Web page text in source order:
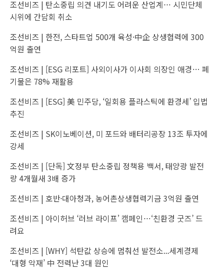
조선비즈 | 탄소중립 의견 내기도 어려운 산업계… 시민단체
시위에 간담회 취소
조선비즈 | 한전, 스타트업 500개 육성·中企 상생협력에 300
억원 출연
조선비즈 | [ESG 리포트] 사외이사가 이사회 의장인 애경… 폐
기물은 78% 재활용
조선비즈 | [ESG] 美 민주당, ‘일회용 플라스틱에 환경세’ 입법
추진
조선비즈 | SK이노베이션, 미 포드와 배터리공장 13조 투자에
강세
조선비즈 | [단독] 文정부 탄소중립 정책용 백서, 태양광 발전
량 4개월새 3배 증가
조선비즈 | 호반·대아청과, 농어촌상생협력기금 3억원 출연
조선비즈 | 아이허브 ‘러브 라이프’ 캠페인…‘친환경 굿즈’ 드
려요
조선비즈 | [WHY] 석탄값 상승에 멈춰선 발전소...세계경제
‘대형 악재’ 中 전력난 3대 원인